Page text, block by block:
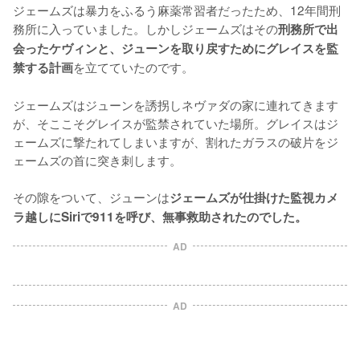
ジェームズは暴力をふるう麻薬常習者だったため、12年間刑
務所に入っていました。しかしジェームズはその刑務所で出
会ったケヴィンと、ジューンを取り戻すためにグレイスを監
禁する計画を立てていたのです。
ジェームズはジューンを誘拐しネヴァダの家に連れてきます
が、そここそグレイスが監禁されていた場所。グレイスはジ
ェームズに撃たれてしまいますが、割れたガラスの破片をジ
ェームズの首に突き刺します。
その隙をついて、ジューンはジェームズが仕掛けた監視カメ
ラ越しにSiriで911を呼び、無事救助されたのでした。
AD
AD